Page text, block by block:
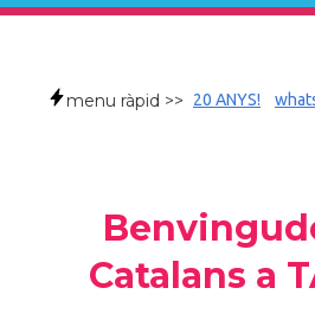
menu ràpid >> 20 ANYS!
Catalans a